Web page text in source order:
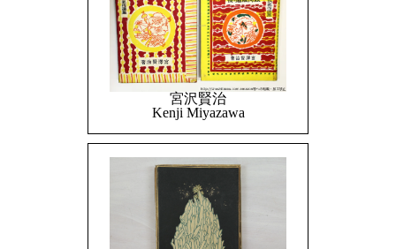
宮沢賢治
Kenji Miyazawa